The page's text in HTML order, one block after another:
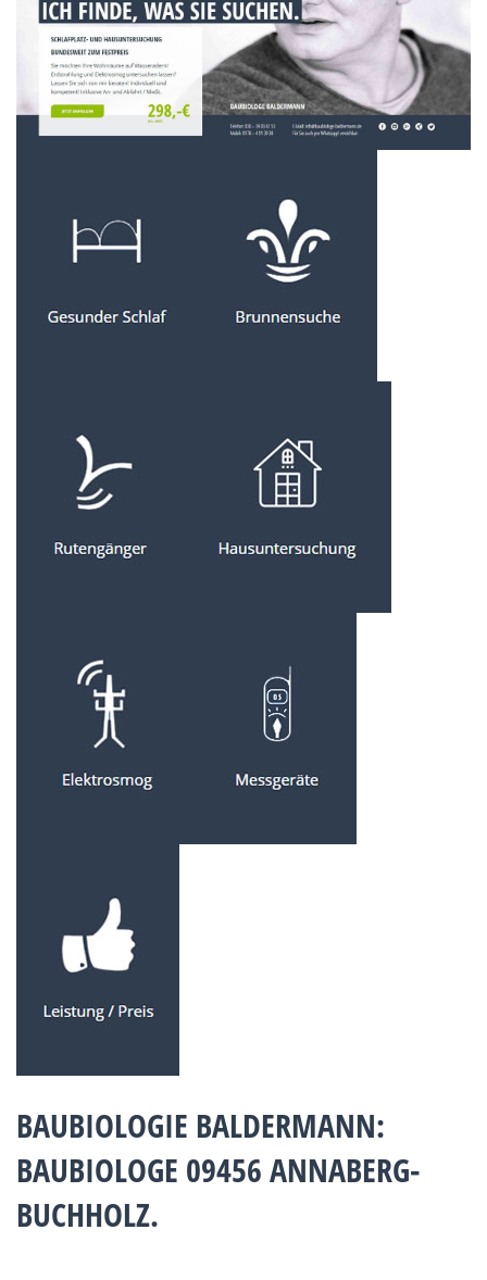
BAUBIOLOGIE BALDERMANN:
BAUBIOLOGE 09456 ANNABERG-
BUCHHOLZ.